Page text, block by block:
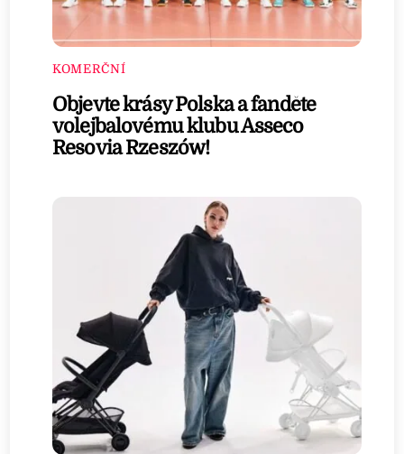
KOMERČNÍ
Objevte krásy Polska a fanděte
volejbalovému klubu Asseco
Resovia Rzeszów!